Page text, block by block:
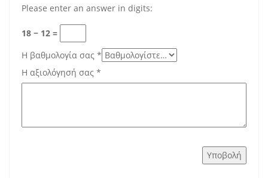
Please enter an answer in digits:
18 − 12 =
Η βαθμολογία σας *
Η αξιολόγησή σας *